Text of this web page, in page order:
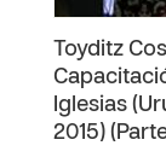
Toyditz
Iglesias
2015)